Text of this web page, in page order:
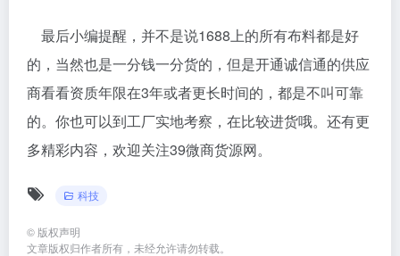
最后小编提醒，并不是说1688上的所有布料都是好
的，当然也是一分钱一分货的，但是开通诚信通的供应
商看看资质年限在3年或者更长时间的，都是不叫可靠
的。你也可以到工厂实地考察，在比较进货哦。还有更
多精彩内容，欢迎关注39微商货源网。
科技
© 版权声明
文章版权归作者所有，未经允许请勿转载。